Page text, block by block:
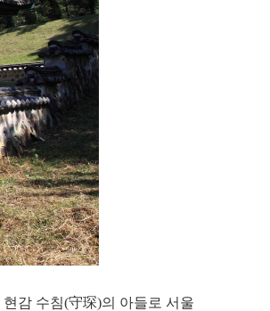
현감 수침(守琛)의 아들로 서울